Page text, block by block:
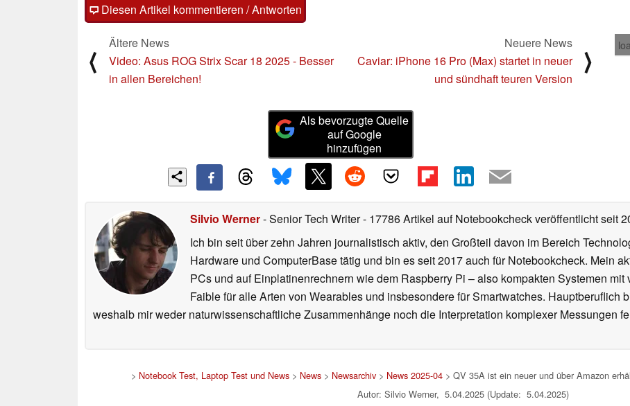
Diesen Artikel kommentieren / Antworten
⟨
Ältere News
Video: Asus ROG Strix Scar 18 2025 - Besser
in allen Bereichen!
Neuere News
Caviar: iPhone 16 Pro (Max) startet in neuer
und sündhaft teuren Version
⟩
Als bevorzugte Quelle
auf Google
hinzufügen
Silvio Werner- Senior Tech Writer- 17786 Artikel auf Notebookcheck veröffentlichtseit
Ich bin seit über zehn Jahren journalistisch aktiv, den Großteil davon im Bereich
Hardware und ComputerBase tätig und bin es seit 2017 auch für Notebookcheck. Mein
PCs und auf Einplatinenrechnern wie dem Raspberry Pi – also kompakten Systemen
Faible für alle Arten von Wearables und insbesondere für Smartwatches. Hauptberuflich
weshalb mir weder naturwissenschaftliche Zusammenhänge noch die Interpretation komplexer Messungen
> Notebook Test, Laptop Test und News> News> Newsarchiv> News 2025-04> QV 35A ist ein neuer und über Amazon
Autor: Silvio Werner, 5.04.2025 (Update: 5.04.2025)